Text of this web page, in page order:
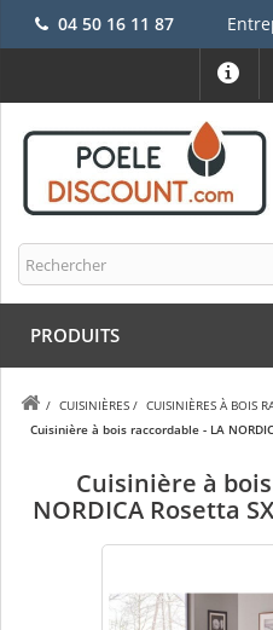
04 50 16 11 87
PRODUITS
/ CUISINIÈRES / CUISINIÈRES À BOIS
Cuisinière à bois raccordable - LA
Cuisinière à
NORDICA Rosetta